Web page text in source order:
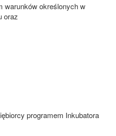
określonych w
oraz
programem Inkubatora